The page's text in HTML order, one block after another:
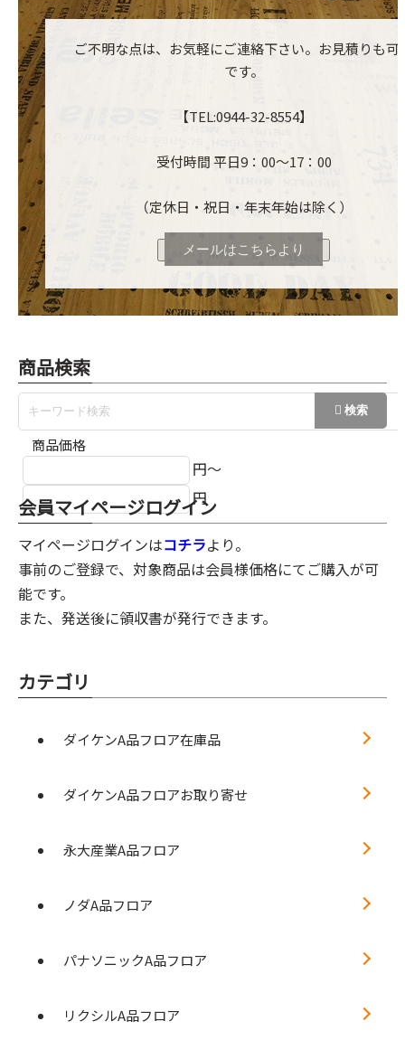
ご不明な点は、お気軽にご連絡下さい。お見積りも可
です。
【TEL:0944-32-8554】
受付時間 平日9：00～17：00
（定休日・祝日・年末年始は除く）
メールはこちらより
商品検索
商品価格
円～
円
会員マイページログイン
マイページログインはコチラより。
事前のご登録で、対象商品は会員様価格にてご購入が可
能です。
また、発送後に領収書が発行できます。
カテゴリ
ダイケンA品フロア在庫品
ダイケンA品フロアお取り寄せ
永大産業A品フロア
ノダA品フロア
パナソニックA品フロア
リクシルA品フロア